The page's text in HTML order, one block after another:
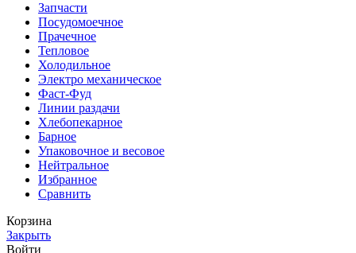
Запчасти
Посудомоечное
Прачечное
Тепловое
Холодильное
Электро механическое
Фаст-Фуд
Линии раздачи
Хлебопекарное
Барное
Упаковочное и весовое
Нейтральное
Избранное
Сравнить
Корзина
Закрыть
Войти